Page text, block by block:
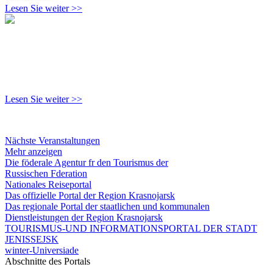
Lesen Sie weiter >>
Lesen Sie weiter >>
Nächste Veranstaltungen
Mehr anzeigen
Die föderale Agentur fr den Tourismus der
Russischen Fderation
Nationales Reiseportal
Das offizielle Portal der Region Krasnojarsk
Das regionale Portal der staatlichen und kommunalen
Dienstleistungen der Region Krasnojarsk
TOURISMUS-UND INFORMATIONSPORTAL DER STADT
JENISSEJSK
winter-Universiade
Abschnitte des Portals